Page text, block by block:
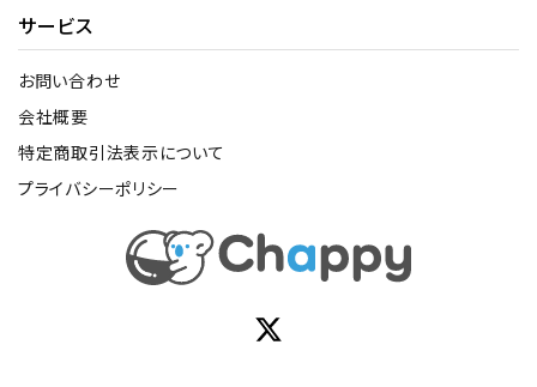
サービス
お問い合わせ
会社概要
特定商取引法表示について
プライバシーポリシー